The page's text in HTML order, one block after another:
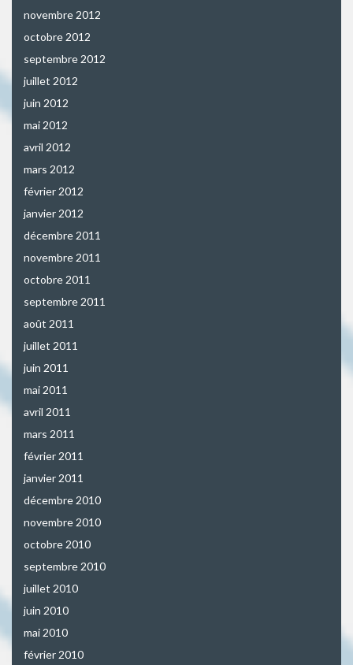
novembre 2012
octobre 2012
septembre 2012
juillet 2012
juin 2012
mai 2012
avril 2012
mars 2012
février 2012
janvier 2012
décembre 2011
novembre 2011
octobre 2011
septembre 2011
août 2011
juillet 2011
juin 2011
mai 2011
avril 2011
mars 2011
février 2011
janvier 2011
décembre 2010
novembre 2010
octobre 2010
septembre 2010
juillet 2010
juin 2010
mai 2010
février 2010